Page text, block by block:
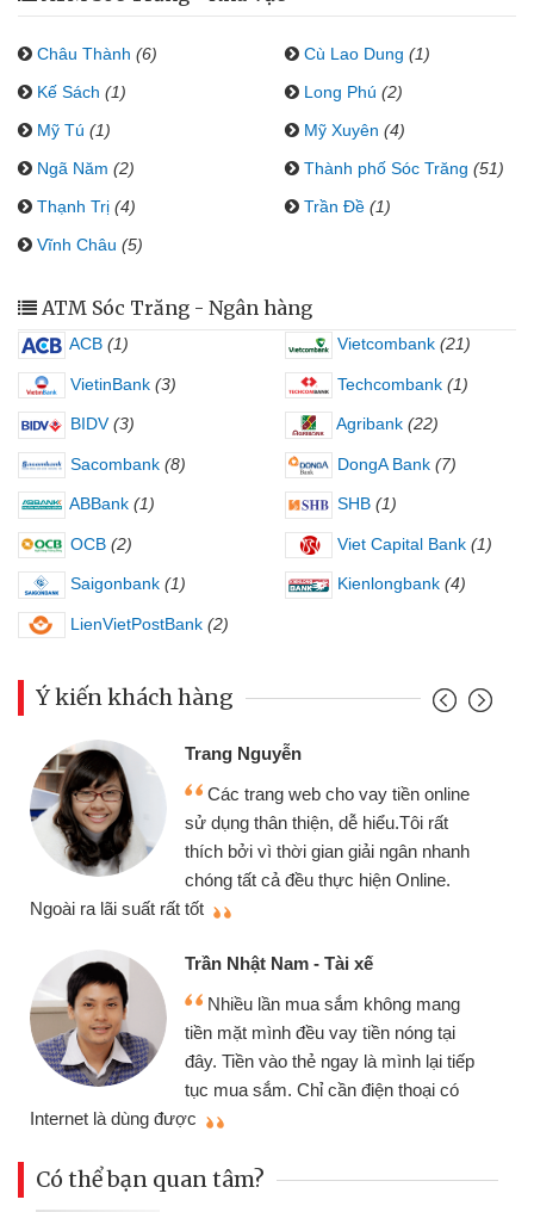
Châu Thành (6) Cù Lao Dung (1)
Kế Sách (1) Long Phú (2)
Mỹ Tú (1) Mỹ Xuyên (4)
Ngã Năm (2) Thành phố Sóc Trăng (51)
Thạnh Trị (4) Trần Đề (1)
Vĩnh Châu (5)
ATM Sóc Trăng - Ngân hàng
ACB (1) Vietcombank (21)
VietinBank (3) Techcombank (1)
BIDV (3) Agribank (22)
Sacombank (8) DongA Bank (7)
ABBank (1) SHB (1)
OCB (2) Viet Capital Bank (1)
Saigonbank (1) Kienlongbank (4)
LienVietPostBank (2)
Ý kiến khách hàng
Trang Nguyễn
Các trang web cho vay tiền online
sử dụng thân thiện, dễ hiểu.Tôi rất
thích bởi vì thời gian giải ngân nhanh
chóng tất cả đều thực hiện Online.
Ngoài ra lãi suất rất tốt
Trần Nhật Nam - Tài xế
Nhiều lần mua sắm không mang
tiền mặt mình đều vay tiền nóng tại
đây. Tiền vào thẻ ngay là mình lại tiếp
tục mua sắm. Chỉ cần điện thoại có
Internet là dùng được
Có thể bạn quan tâm?